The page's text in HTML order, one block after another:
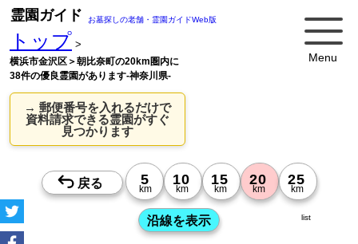
Menu
霊園ガイド お墓探しの老舗・霊園ガイドWeb版
トップ >
横浜市金沢区＞朝比奈町の20km圏内に
38件の優良霊園があります-神奈川県-
→ 郵便番号を入れるだけで
資料請求できる霊園がすぐ
見つかります
list